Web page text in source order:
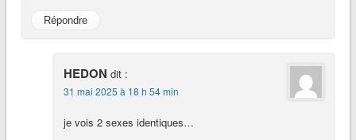
Répondre
HEDON dit :
31 mai 2025 à 18 h 54 min
je vois 2 sexes identiques…